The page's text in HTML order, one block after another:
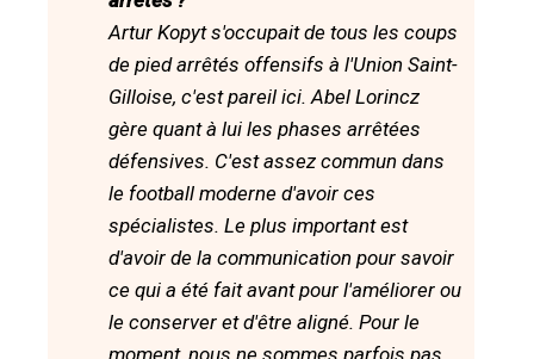
Artur Kopyt s'occupait de tous les coups
de pied arrêtés offensifs à l'Union Saint-
Gilloise, c'est pareil ici. Abel Lorincz
gère quant à lui les phases arrêtées
défensives. C'est assez commun dans
le football moderne d'avoir ces
spécialistes. Le plus important est
d'avoir de la communication pour savoir
ce qui a été fait avant pour l'améliorer ou
le conserver et d'être aligné. Pour le
moment, nous ne sommes parfois pas